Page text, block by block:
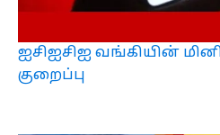
ஐசிஐசிஐ வங்கியின்
குறைப்பு